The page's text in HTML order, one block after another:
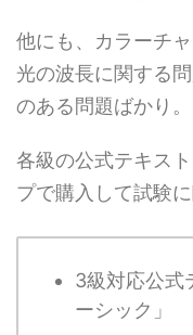
他にも、カラーチ
光の波長に関する
のある問題ばかり。
各級の公式テキス
プで購入して試験
3級対応公式
ーシック」